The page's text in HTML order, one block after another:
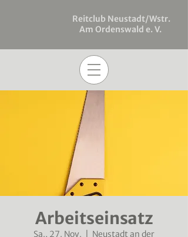
Reitclub Neustadt/Wstr.
Am Ordenswald e. V.
Arbeitseinsatz
Sa., 27. Nov.
Neustadt an der